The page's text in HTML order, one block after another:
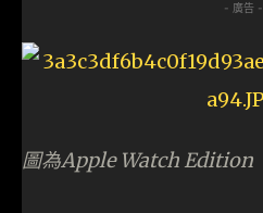
- 廣告 -
圖為Apple Watch Edition